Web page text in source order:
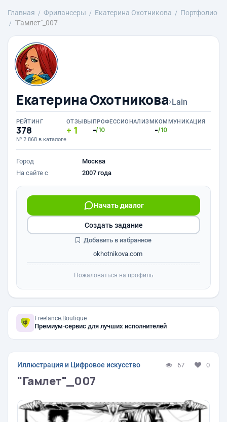
Главная Фрилансеры Екатерина Охотникова
Портфолио
"Гамлет"_007
Екатерина Охотникова›Lain
РЕЙТИНГ
378
№ 2 868 в каталоге
ОТЗЫВЫ
1
ПРОФЕССИОНАЛИЗМ
-/10
КОММУНИКАЦИЯ
-/10
Город
Москва
На сайте с
2007 года
Начать диалог
okhotnikova.com
Создать задание
Добавить в избранное
Пожаловаться на профиль
Freelance.Boutique
Премиум-сервис для лучших исполнителей
Иллюстрация и Цифровое искусство 67 0
"Гамлет"_007